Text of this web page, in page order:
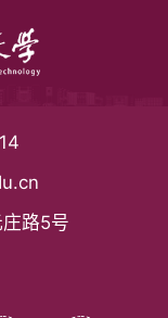
路5号